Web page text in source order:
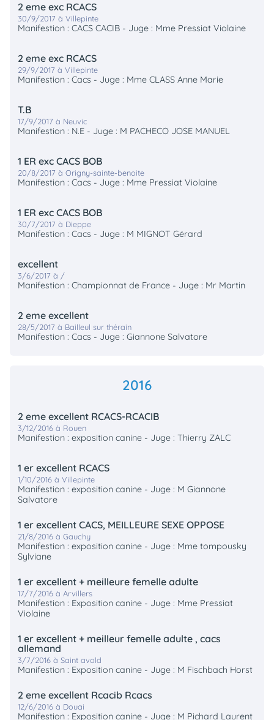
2 eme exc RCACS
30/9/2017 à Villepinte
Manifestion : CACS CACIB - Juge : Mme Pressiat Violaine
2 eme exc RCACS
29/9/2017 à Villepinte
Manifestion : Cacs - Juge : Mme CLASS Anne Marie
T.B
17/9/2017 à Neuvic
Manifestion : N.E - Juge : M PACHECO JOSE MANUEL
1 ER exc CACS BOB
20/8/2017 à Origny-sainte-benoite
Manifestion : Cacs - Juge : Mme Pressiat Violaine
1 ER exc CACS BOB
30/7/2017 à Dieppe
Manifestion : Cacs - Juge : M MIGNOT Gérard
excellent
3/6/2017 à /
Manifestion : Championnat de France - Juge : Mr Martin
2 eme excellent
28/5/2017 à Bailleul sur thérain
Manifestion : Cacs - Juge : Giannone Salvatore
2016
2 eme excellent RCACS-RCACIB
3/12/2016 à Rouen
Manifestion : exposition canine - Juge : Thierry ZALC
1 er excellent RCACS
1/10/2016 à Villepinte
Manifestion : exposition canine - Juge : M Giannone
Salvatore
1 er excellent CACS, MEILLEURE SEXE OPPOSE
21/8/2016 à Gauchy
Manifestion : exposition canine - Juge : Mme tompousky
Sylviane
1 er excellent + meilleure femelle adulte
17/7/2016 à Arvillers
Manifestion : Exposition canine - Juge : Mme Pressiat
Violaine
1 er excellent + meilleur femelle adulte , cacs
allemand
3/7/2016 à Saint avold
Manifestion : Exposition canine - Juge : M Fischbach Horst
2 eme excellent Rcacib Rcacs
12/6/2016 à Douai
Manifestion : Exposition canine - Juge : M Pichard Laurent